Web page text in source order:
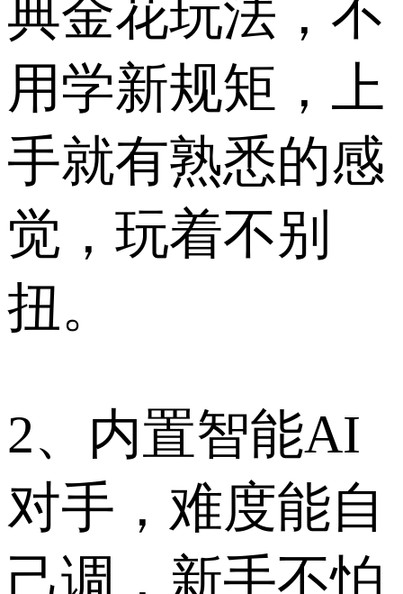
典金花玩法，不
用学新规矩，上
手就有熟悉的感
觉，玩着不别
扭。​
2、内置智能AI
对手，难度能自
己调，新手不怕